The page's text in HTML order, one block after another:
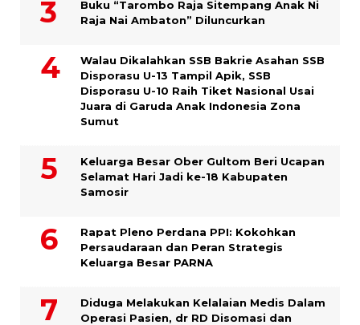
Buku “Tarombo Raja Sitempang Anak Ni
Raja Nai Ambaton” Diluncurkan
Walau Dikalahkan SSB Bakrie Asahan SSB
Disporasu U-13 Tampil Apik, SSB
Disporasu U-10 Raih Tiket Nasional Usai
Juara di Garuda Anak Indonesia Zona
Sumut
Keluarga Besar Ober Gultom Beri Ucapan
Selamat Hari Jadi ke-18 Kabupaten
Samosir
Rapat Pleno Perdana PPI: Kokohkan
Persaudaraan dan Peran Strategis
Keluarga Besar PARNA
Diduga Melakukan Kelalaian Medis Dalam
Operasi Pasien, dr RD Disomasi dan